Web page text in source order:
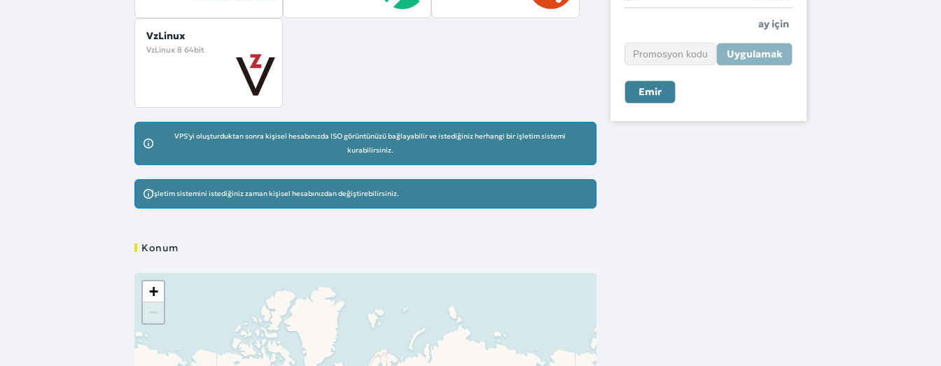
VzLinux
VzLinux 8 64bit
VPS'yi oluşturduktan sonra kişisel hesabınızda ISO görüntünüzü bağlayabilir ve istediğiniz herhangi bir işletim sistemi
kurabilirsiniz.
İşletim sistemini istediğiniz zaman kişisel hesabınızdan değiştirebilirsiniz.
Konum
+
ay için
Uygulamak
Emir